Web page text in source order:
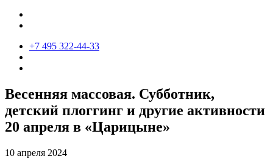
+7 495 322-44-33
Весенняя массовая. Субботник,
детский плоггинг и другие активности
20 апреля в «Царицыне»
10 апреля 2024